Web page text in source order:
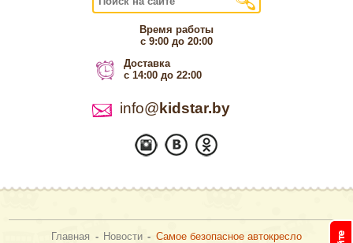
Время работы
с 9:00 до 20:00
Доставка
с 14:00 до 22:00
info@kidstar.by
Главная - Новости - Самое безопасное автокресло